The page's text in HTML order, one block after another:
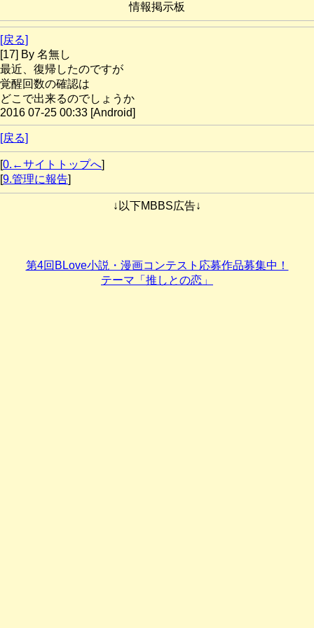
情報掲示板
[戻る]
[17] By 名無し
最近、復帰したのですが
覚醒回数の確認は
どこで出来るのでしょうか
2016 07-25 00:33 [Android]
[戻る]
[0.←サイトトップへ]
[9.管理に報告]
↓以下MBBS広告↓
第4回BLove小説・漫画コンテスト応募作品募集中！
テーマ「推しとの恋」